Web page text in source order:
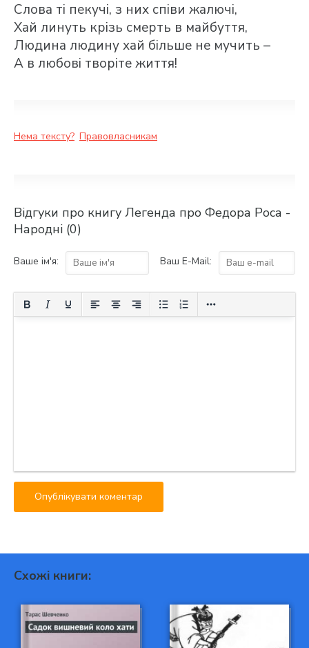
Слова ті пекучі, з них співи жалючі,
Хай линуть крізь смерть в майбуття,
Людина людину хай більше не мучить –
А в любові творіте життя!
Нема тексту? Правовласникам
Відгуки про книгу Легенда про Федора Роса -
Народні (0)
Ваше ім'я: Ваш E-Mail:
Схожі книги: